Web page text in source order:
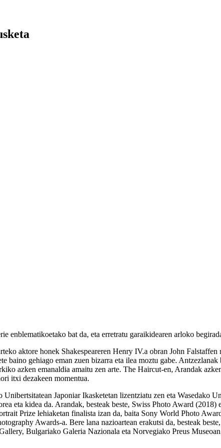
enblematikoetako bat da, eta erretratu garaikidearen arloko
aktore honek Shakespeareren Henry IV.a obran John Falstaffen
gehiago eman zuen bizarra eta ilea moztu gabe. Antzezlanak
azken emanaldia amaitu zen arte. The Haircut-en, Arandak
itxi dezakeen momentua.
Japoniar Ikasketetan lizentziatu zen eta Wasedako
eta kidea da. Arandak, besteak beste, Swiss Photo Award (2018)
Prize lehiaketan finalista izan da, baita Sony World Photo
Awards-a. Bere lana nazioartean erakutsi da, besteak
Bulgariako Galeria Nazionala eta Norvegiako Preus